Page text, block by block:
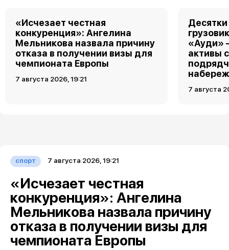
«Исчезает честная
конкуренция»: Ангелина
Мельникова назвала причину
отказа в получении визы для
чемпионата Европы
7 августа 2026, 19:21
«Ауди»
активы
7 августа
спорт 7 августа 2026, 19:21
«Исчезает честная
конкуренция»: Ангелина
Мельникова назвала причину
отказа в получении визы для
чемпионата Европы